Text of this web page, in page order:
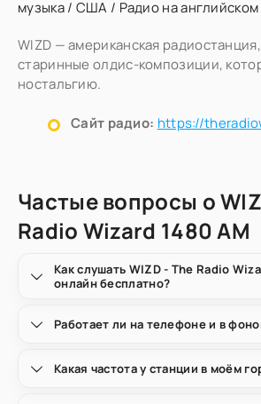
музыка/ США / Радио на
WIZD — американская
старинные олдис-композиции,
ностальгию.
Сайт радио: https://
Частые вопросы о
Radio Wizard 1480 AM
Как слушать WIZD - The Radio
онлайн бесплатно?
Работает ли на телефоне и в
Какая частота у станции в моём